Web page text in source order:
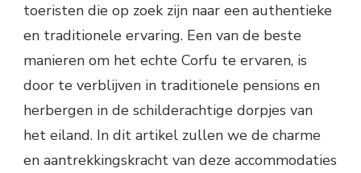
toeristen die op zoek zijn naar een authentieke
en traditionele ervaring. Een van de beste
manieren om het echte Corfu te ervaren, is
door te verblijven in traditionele pensions en
herbergen in de schilderachtige dorpjes van
het eiland. In dit artikel zullen we de charme
en aantrekkingskracht van deze accommodaties